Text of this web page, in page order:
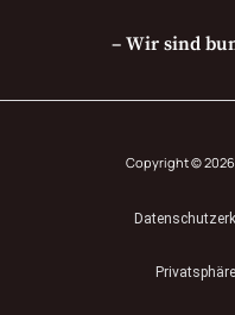
– Wir sind
Copyright © 2026